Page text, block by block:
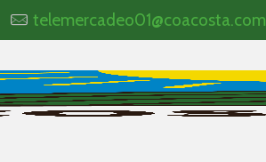
telemercadeo01@coacosta.com